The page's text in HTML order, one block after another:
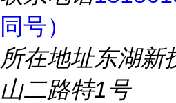
同号）
所在地址东湖新
山二路特1号